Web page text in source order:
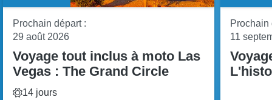
Prochain départ :
29 août 2026
Voyage tout inclus à moto Las
Vegas : The Grand Circle
14 jours
Prochain
11